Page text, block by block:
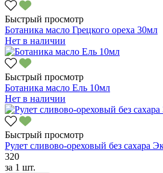
Быстрый просмотр
Ботаника масло Грецкого ореха 30мл
Нет в наличии
Быстрый просмотр
Ботаника масло Ель 10мл
Нет в наличии
Быстрый просмотр
Рулет сливово-ореховый без сахара
320
за 1 шт.